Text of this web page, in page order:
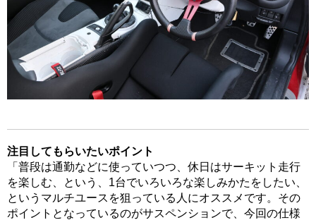
注目してもらいたいポイント
「普段は通勤などに使っていつつ、休日はサーキット走行
を楽しむ、という、1台でいろいろな楽しみかたをしたい、
というマルチユースを狙っている人にオススメです。その
ポイントとなっているのがサスペンションで、今回の仕様